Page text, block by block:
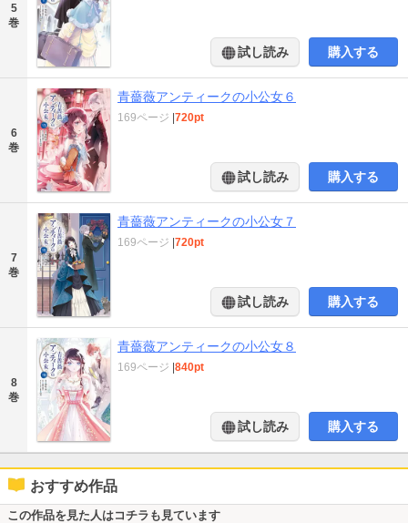
5
巻
試し読み 購入する
6
巻
青薔薇アンティークの小公女６
169ページ |720pt
試し読み 購入する
7
巻
青薔薇アンティークの小公女７
169ページ |720pt
試し読み 購入する
8
巻
青薔薇アンティークの小公女８
169ページ |840pt
試し読み 購入する
おすすめ作品
この作品を見た人はコチラも見ています